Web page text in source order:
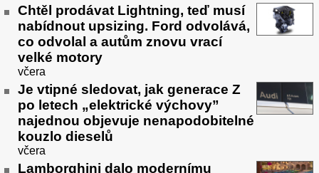
Chtěl prodávat Lightning, teď musí
nabídnout upsizing. Ford odvolává,
co odvolal a autům znovu vrací
velké motory
včera
Je vtipné sledovat, jak generace Z
po letech „elektrické výchovy”
najednou objevuje nenapodobitelné
kouzlo dieselů
včera
Lamborghini dalo modernímu